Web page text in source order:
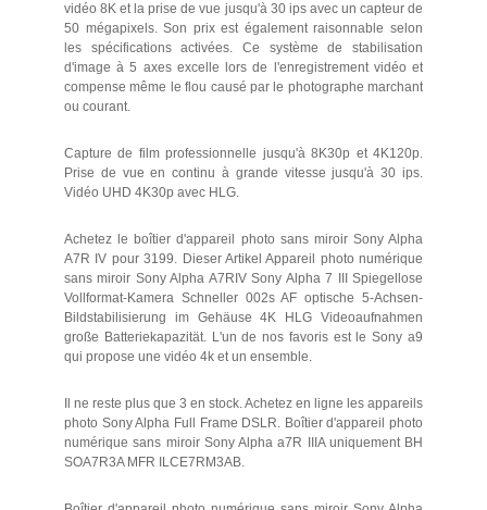
vidéo 8K et la prise de vue jusqu'à 30 ips avec un capteur de
50 mégapixels. Son prix est également raisonnable selon
les spécifications activées. Ce système de stabilisation
d'image à 5 axes excelle lors de l'enregistrement vidéo et
compense même le flou causé par le photographe marchant
ou courant.
Capture de film professionnelle jusqu'à 8K30p et 4K120p.
Prise de vue en continu à grande vitesse jusqu'à 30 ips.
Vidéo UHD 4K30p avec HLG.
Achetez le boîtier d'appareil photo sans miroir Sony Alpha
A7R IV pour 3199. Dieser Artikel Appareil photo numérique
sans miroir Sony Alpha A7RIV Sony Alpha 7 III Spiegellose
Vollformat-Kamera Schneller 002s AF optische 5-Achsen-
Bildstabilisierung im Gehäuse 4K HLG Videoaufnahmen
große Batteriekapazität. L'un de nos favoris est le Sony a9
qui propose une vidéo 4k et un ensemble.
Il ne reste plus que 3 en stock. Achetez en ligne les appareils
photo Sony Alpha Full Frame DSLR. Boîtier d'appareil photo
numérique sans miroir Sony Alpha a7R IIIA uniquement BH
SOA7R3A MFR ILCE7RM3AB.